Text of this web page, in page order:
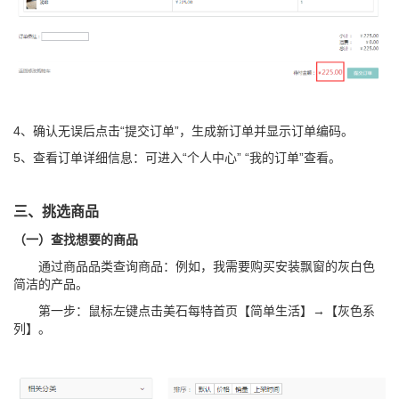
4、确认无误后点击“提交订单”，生成新订单并显示订单编码。
5、查看订单详细信息：可进入“个人中心” “我的订单”查看。
三、挑选商品
（一）查找想要的商品
通过商品品类查询商品：例如，我需要购买安装飘窗的灰白色
简洁的产品。
第一步：鼠标左键点击美石每特首页【简单生活】→【灰色系
列】。